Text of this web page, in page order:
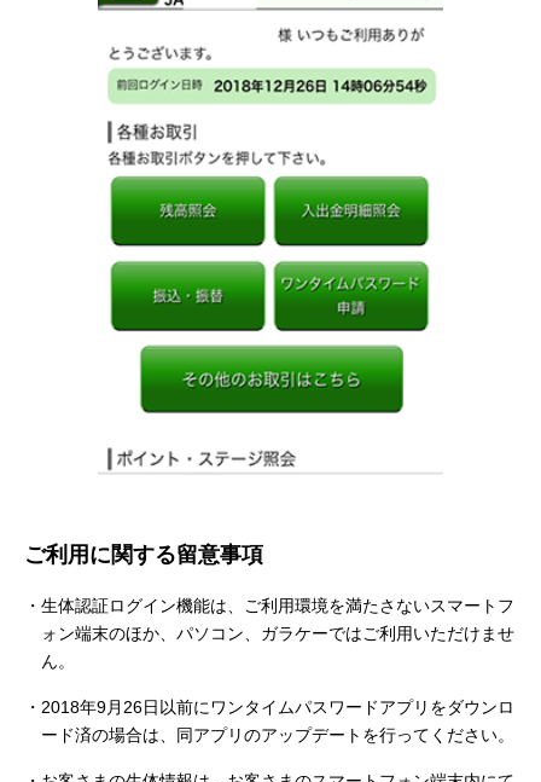
ご利用に関する留意事項
生体認証ログイン機能は、ご利用環境を満たさないスマートフ
ォン端末のほか、パソコン、ガラケーではご利用いただけませ
ん。
2018年9月26日以前にワンタイムパスワードアプリをダウンロ
ード済の場合は、同アプリのアップデートを行ってください。